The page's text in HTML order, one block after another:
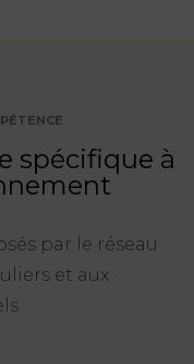
spécifique à
par le réseau
et aux